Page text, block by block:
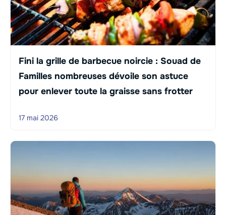
Fini la grille de barbecue noircie : Souad de
Familles nombreuses dévoile son astuce
pour enlever toute la graisse sans frotter
17 mai 2026